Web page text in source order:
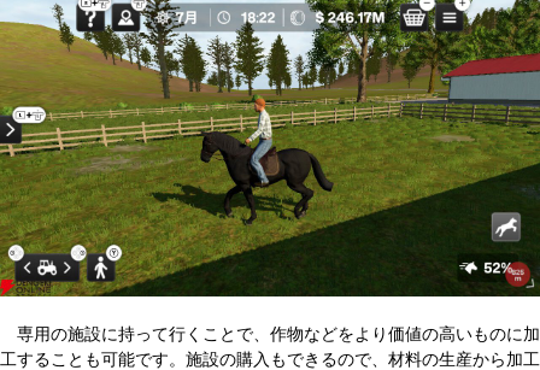
専用の施設に持って行くことで、作物などをより価値の高いものに加
工することも可能です。施設の購入もできるので、材料の生産から加工